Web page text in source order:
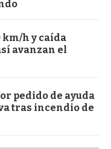
km/h y caída
avanzan el
pedido de ayuda
tras incendio de